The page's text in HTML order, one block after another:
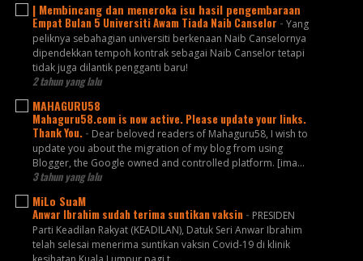
| Membincang dan meneroka isu hasil pengembaraan
Empat Bulan 5 Universiti Awam Tiada Naib Canselor - Yang
peliknya sebahagian universiti berkenaan Naib Canselornya
dipendekkan tempoh kontrak sebagai Naib Canselor tetapi
tidak juga dilantik pengganti baru!
2 tahun yang lalu
MAHAGURU58
Mahaguru58.com is now active. Please update your links.
Thank You. - Dear beloved readers of Mahaguru58, I wish to
update you about the migration of my blog from using
Blogger, the Google owned and controlled platform. [ima...
3 tahun yang lalu
MiLo SuaM
Anwar Ibrahim sudah terima suntikan vaksin - PRESIDEN
Parti Keadilan Rakyat (KEADILAN), Datuk Seri Anwar Ibrahim
telah selesai menerima suntikan vaksin Covid-19 di klinik